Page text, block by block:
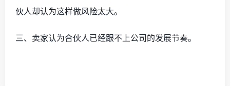
伙人却认为这样做风险太大。
三、卖家认为合伙人已经跟不上公司的发展节奏。